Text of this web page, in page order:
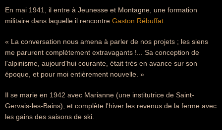
En mai 1941, il entre à Jeunesse et Montagne, une formation
militaire dans laquelle il rencontre Gaston Rébuffat
« La conversation nous amena à parler de nos projets ; les siens
me parurent complètement extravagants !... Sa conception de
l'alpinisme, aujourd'hui courante, était très en avance sur son
époque, et pour moi entièrement nouvelle. »
Il se marie en 1942 avec Marianne (une institutrice de Saint-
Gervais-les-Bains), et complète l'hiver les revenus de la ferme avec
les gains des saisons de ski.